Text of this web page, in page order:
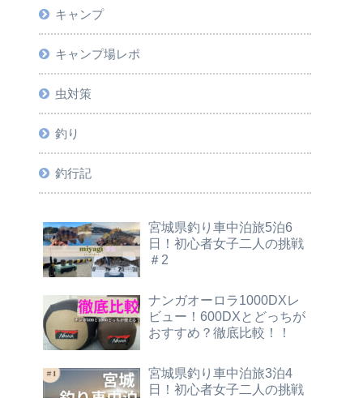
キャンプ
キャンプ場レポ
虫対策
釣り
釣行記
宮城県釣り車中泊旅5泊6
日！初心者女子二人の挑戦
＃2
ナンガオーロラ1000DXレ
ビュー！600DXとどっちが
おすすめ？徹底比較！！
宮城県釣り車中泊旅3泊4
日！初心者女子二人の挑戦